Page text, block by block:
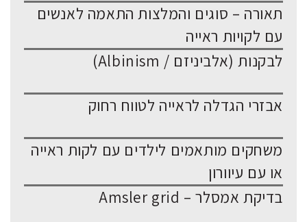
תאורה – סוגים והמלצות התאמה לאנשים
עם לקויות ראייה
לבקנות (אלביניזם / Albinism)
אבזרי הגדלה לראייה לטווח רחוק
משחקים מותאמים לילדים עם לקות ראייה
או עם עיוורון
בדיקת אמסלר – Amsler grid